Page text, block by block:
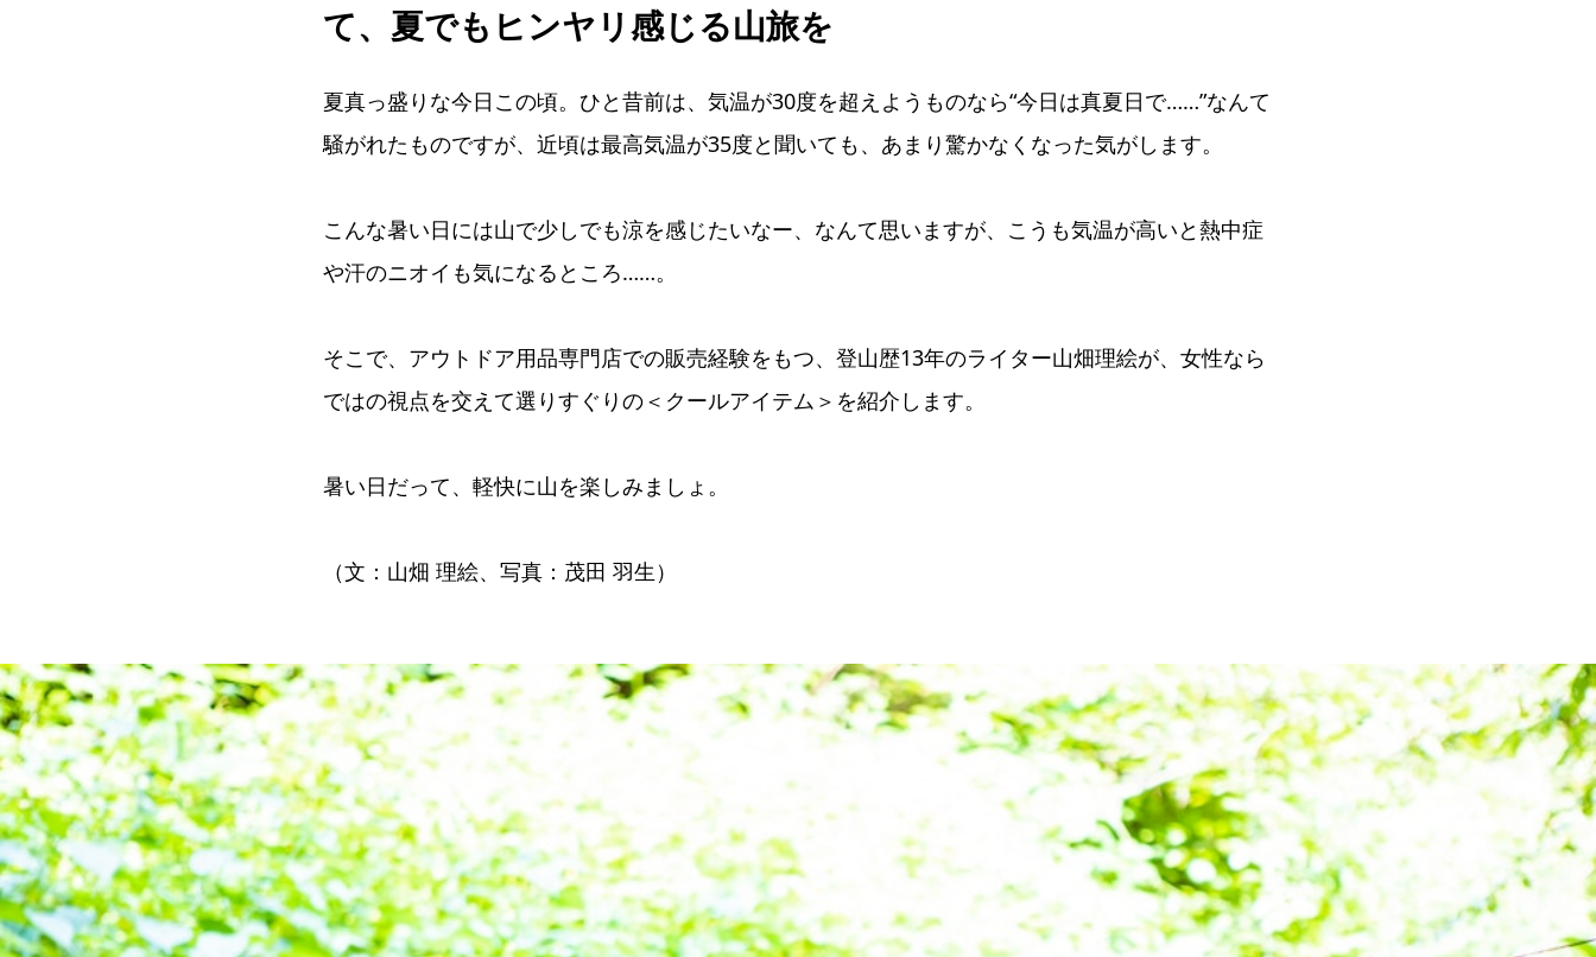
て、夏でもヒンヤリ感じる山旅を
夏真っ盛りな今日この頃。ひと昔前は、気温が30度を超えようものなら“今日は真夏日で……”なんて
騒がれたものですが、近頃は最高気温が35度と聞いても、あまり驚かなくなった気がします。
こんな暑い日には山で少しでも涼を感じたいなー、なんて思いますが、こうも気温が高いと熱中症
や汗のニオイも気になるところ……。
そこで、アウトドア用品専門店での販売経験をもつ、登山歴13年のライター山畑理絵が、女性なら
ではの視点を交えて選りすぐりの＜クールアイテム＞を紹介します。
暑い日だって、軽快に山を楽しみましょ。
（文：山畑 理絵、写真：茂田 羽生）